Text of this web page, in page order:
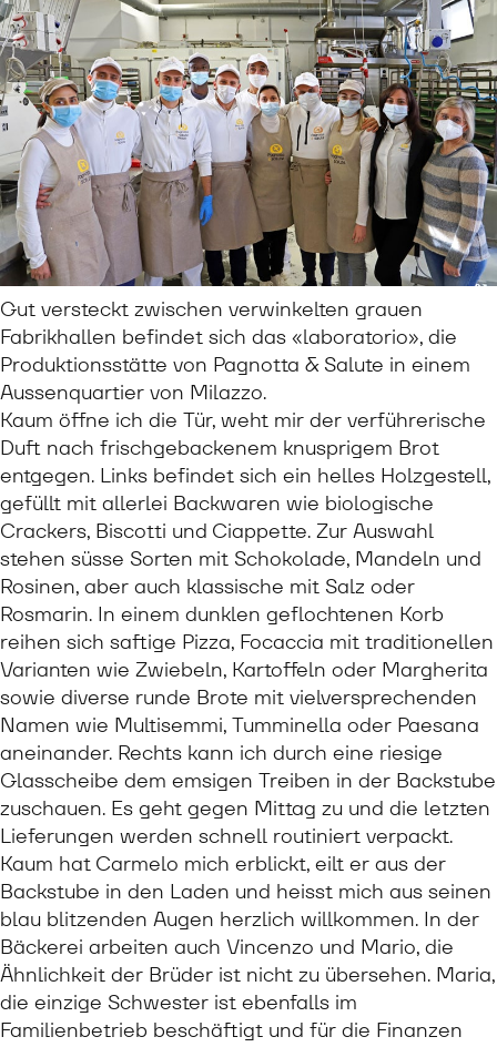
Gut versteckt zwischen verwinkelten grauen
Fabrikhallen befindet sich das «laboratorio», die
Produktionsstätte von Pagnotta & Salute in einem
Aussenquartier von Milazzo.
Kaum öffne ich die Tür, weht mir der verführerische
Duft nach frischgebackenem knusprigem Brot
entgegen. Links befindet sich ein helles Holzgestell,
gefüllt mit allerlei Backwaren wie biologische
Crackers, Biscotti und Ciappette. Zur Auswahl
stehen süsse Sorten mit Schokolade, Mandeln und
Rosinen, aber auch klassische mit Salz oder
Rosmarin. In einem dunklen geflochtenen Korb
reihen sich saftige Pizza, Focaccia mit traditionellen
Varianten wie Zwiebeln, Kartoffeln oder Margherita
sowie diverse runde Brote mit vielversprechenden
Namen wie Multisemmi, Tumminella oder Paesana
aneinander. Rechts kann ich durch eine riesige
Glasscheibe dem emsigen Treiben in der Backstube
zuschauen. Es geht gegen Mittag zu und die letzten
Lieferungen werden schnell routiniert verpackt.
Kaum hat Carmelo mich erblickt, eilt er aus der
Backstube in den Laden und heisst mich aus seinen
blau blitzenden Augen herzlich willkommen. In der
Bäckerei arbeiten auch Vincenzo und Mario, die
Ähnlichkeit der Brüder ist nicht zu übersehen. Maria,
die einzige Schwester ist ebenfalls im
Familienbetrieb beschäftigt und für die Finanzen